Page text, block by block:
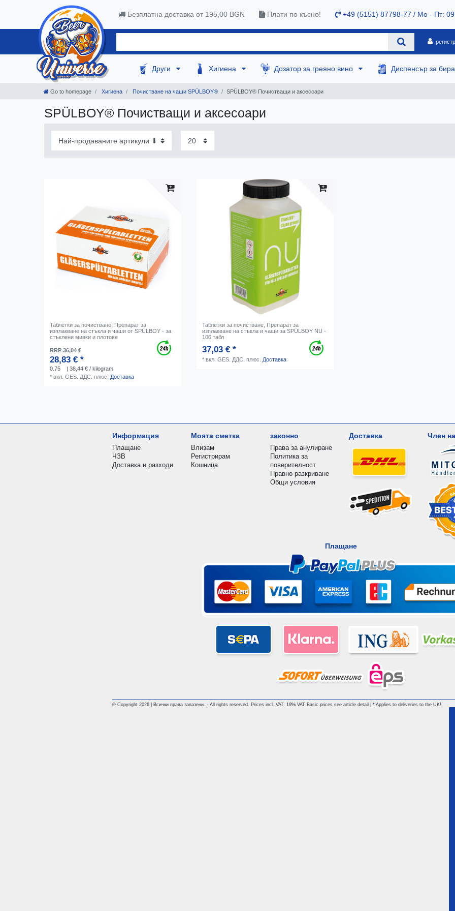
Безплатна доставка от 195,00 BGN Плати по късно! +49 (5151) 87798-77 / Mo - Пт:
Други Хигиена Дозатор за греяно вино Диспенсър за
Go to homepage Хигиена Почистване на чаши SPÜLBOY® SPÜLBOY® Почистващи и аксесоари
SPÜLBOY® Почистващи и аксесоари
Таблетки за почистване, Препарат за
изплакване на стъкла и чаши от SPÜLBOY - за
стъклени мивки и плотове
RRP 36,04 €
28,83 € *
0.75
| 38,44 € / kilogram
*вкл. GES. ДДС. плюс. Доставка
Таблетки за почистване, Препарат за
изплакване на стъкла и чаши за SPÜLBOY NU -
100 табл
37,03 € *
*вкл. GES. ДДС. плюс. Доставка
Информация
Плащане
ЧЗВ
Доставка и разходи
Моята сметка
Влизам
Регистрирам
Кошница
законно
Права за анулиране
Политика за
поверителност
Правно разкриване
Общи условия
Доставка Член
Плащане
© Copyright 2026 | Всички права запазени. - All rights reserved. Prices incl. VAT. 19% VAT Basic prices see article detail | * Applies to deliveries to the UK!